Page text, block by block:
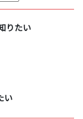
りたい
い